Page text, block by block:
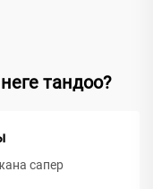
тандоо?
сапер